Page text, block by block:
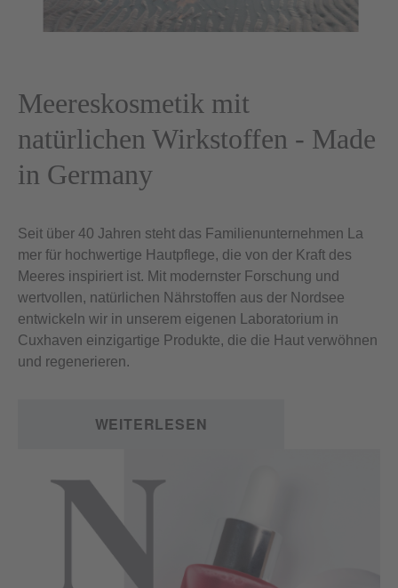
Meereskosmetik mit
natürlichen Wirkstoffen - Made
in Germany
Seit über 40 Jahren steht das Familienunternehmen La
mer für hochwertige Hautpflege, die von der Kraft des
Meeres inspiriert ist. Mit modernster Forschung und
wertvollen, natürlichen Nährstoffen aus der Nordsee
entwickeln wir in unserem eigenen Laboratorium in
Cuxhaven einzigartige Produkte, die die Haut verwöhnen
und regenerieren.
WEITERLESEN